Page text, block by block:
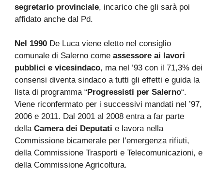
segretario provinciale, incarico che gli sarà poi
affidato anche dal Pd.
Nel 1990 De Luca viene eletto nel consiglio
comunale di Salerno come assessore ai lavori
pubblici e vicesindaco, ma nel ’93 con il 71,3% dei
consensi diventa sindaco a tutti gli effetti e guida la
lista di programma “ Progressisti per Salerno“.
Viene riconfermato per i successivi mandati nel ’97,
2006 e 2011. Dal 2001 al 2008 entra a far parte
della Camera dei Deputati e lavora nella
Commissione bicamerale per l’emergenza rifiuti,
della Commissione Trasporti e Telecomunicazioni, e
della Commissione Agricoltura.